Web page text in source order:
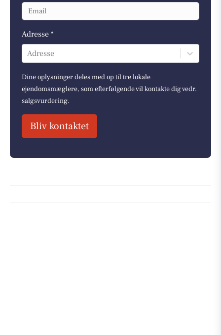
Adresse *
Adresse
Dine oplysninger deles med op til tre lokale
ejendomsmæglere, som efterfølgende vil kontakte dig vedr.
salgsvurdering.
Bliv kontaktet